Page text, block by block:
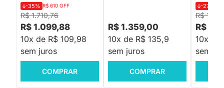
R$ 1.710,76
-35% R$ 610 OFF
R$ 1.099,88
10x de R$ 109,98
sem juros
COMPRAR
R$ 1.359,00
10x de R$ 135,9
sem juros
COMPRAR
R$
-27%
R$
10x de
sem